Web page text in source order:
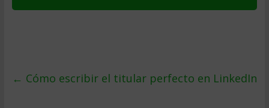
← Cómo escribir el titular perfecto en LinkedIn